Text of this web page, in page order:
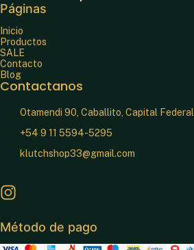
Páginas
Inicio
Productos
SALE
Contacto
Blog
Contactanos
Otamendi 90, Caballito, Capital Federal
+54 9 11 5594-5295
klutchshop33@gmail.com
Método de pago